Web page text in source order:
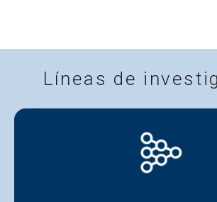
COLABORACIÓN
COMUNICACIONES
Líneas de